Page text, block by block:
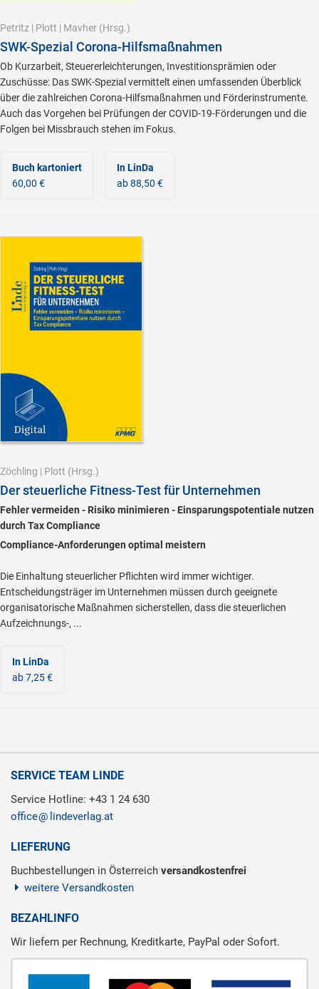
Petritz | Plott | Mavher (Hrsg.)
SWK-Spezial Corona-Hilfsmaßnahmen
Ob Kurzarbeit, Steuererleichterungen, Investitionsprämien oder
Zuschüsse: Das SWK-Spezial vermittelt einen umfassenden Überblick
über die zahlreichen Corona-Hilfsmaßnahmen und Förderinstrumente.
Auch das Vorgehen bei Prüfungen der COVID-19-Förderungen und die
Folgen bei Missbrauch stehen im Fokus.
Buch kartoniert
60,00 €
In LinDa
ab 88,50 €
Zöchling | Plott (Hrsg.)
Der steuerliche Fitness-Test für Unternehmen
Fehler vermeiden - Risiko minimieren - Einsparungspotentiale nutzen
durch Tax Compliance
Compliance-Anforderungen optimal meistern
Die Einhaltung steuerlicher Pflichten wird immer wichtiger.
Entscheidungsträger im Unternehmen müssen durch geeignete
organisatorische Maßnahmen sicherstellen, dass die steuerlichen
Aufzeichnungs-, ...
In LinDa
ab 7,25 €
SERVICE TEAM LINDE
Service Hotline: +43 1 24 630
office
lindeverlag.at
LIEFERUNG
Buchbestellungen in Österreich versandkostenfrei
weitere Versandkosten
BEZAHLINFO
Wir liefern per Rechnung, Kreditkarte, PayPal oder Sofort.